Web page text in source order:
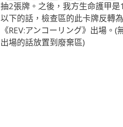
抽2張牌。之後，我方生命護甲是
以下的話，檢查區的此卡牌反轉為
《REV:アンコーリング》出場。(
出場的話放置到廢棄區)